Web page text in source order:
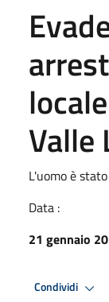
Valle
L'uomo è
Data :
21 gennaio
Condividi